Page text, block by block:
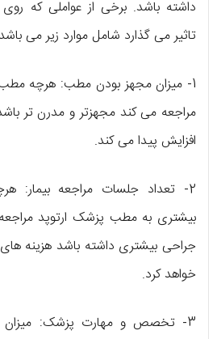
داشته باشد. برخی از عواملی که
تاثیر می گذارد شامل موارد زیر می
1- میزان مجهز بودن مطب: هرچه مطب
مراجعه می کند مجهزتر و مدرن تر
افزایش پیدا می کند.
2- تعداد جلسات مراجعه بیمار:
بیشتری به مطب پزشک ارتوپد
جراحی بیشتری داشته باشد هزینه
خواهد کرد.
3- تخصص و مهارت پزشک: